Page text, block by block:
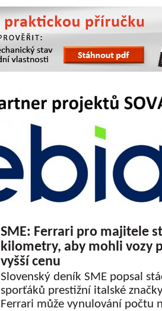
SME: Ferrari pro majitele
kilometry, aby mohli vozy
vyšší cenu
Slovenský deník SME popsal
sporťáků prestižní italské
Ferrari může vynulování počtu